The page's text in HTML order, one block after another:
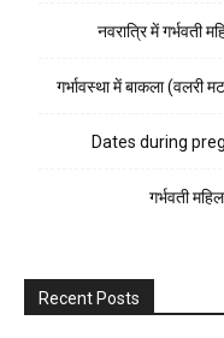
नवरात्रि में गर्भवती
गर्भावस्था में बाकला (वलरी
Dates during
गर्भवती
Recent Posts